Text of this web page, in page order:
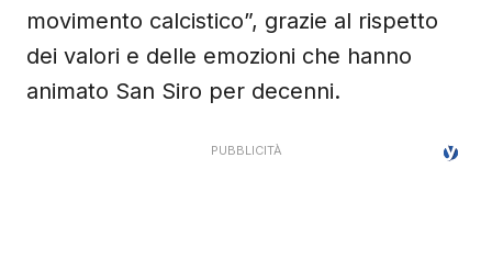
movimento calcistico”, grazie al rispetto
dei valori e delle emozioni che hanno
animato San Siro per decenni.